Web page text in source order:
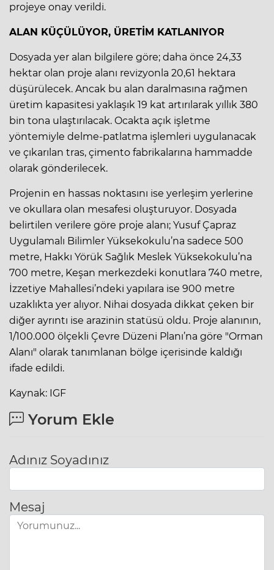
projeye onay verildi.
ALAN KÜÇÜLÜYOR, ÜRETİM KATLANIYOR
Dosyada yer alan bilgilere göre; daha önce 24,33
hektar olan proje alanı revizyonla 20,61 hektara
düşürülecek. Ancak bu alan daralmasına rağmen
üretim kapasitesi yaklaşık 19 kat artırılarak yıllık 380
bin tona ulaştırılacak. Ocakta açık işletme
yöntemiyle delme-patlatma işlemleri uygulanacak
ve çıkarılan tras, çimento fabrikalarına hammadde
olarak gönderilecek.
Projenin en hassas noktasını ise yerleşim yerlerine
ve okullara olan mesafesi oluşturuyor. Dosyada
belirtilen verilere göre proje alanı; Yusuf Çapraz
Uygulamalı Bilimler Yüksekokulu’na sadece 500
metre, Hakkı Yörük Sağlık Meslek Yüksekokulu’na
700 metre, Keşan merkezdeki konutlara 740 metre,
İzzetiye Mahallesi’ndeki yapılara ise 900 metre
uzaklıkta yer alıyor. Nihai dosyada dikkat çeken bir
diğer ayrıntı ise arazinin statüsü oldu. Proje alanının,
1/100.000 ölçekli Çevre Düzeni Planı’na göre "Orman
Alanı" olarak tanımlanan bölge içerisinde kaldığı
ifade edildi.
Kaynak: IGF
Yorum Ekle
Adınız Soyadınız
Mesaj